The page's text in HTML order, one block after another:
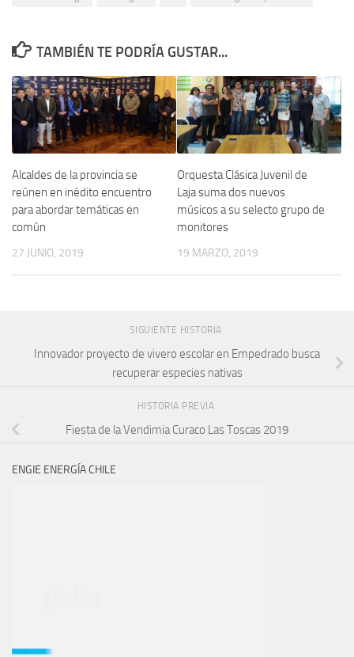
TAMBIÉN TE PODRÍA GUSTAR...
Alcaldes de la provincia se
reúnen en inédito encuentro
para abordar temáticas en
común
27 JUNIO, 2019
Orquesta Clásica Juvenil de
Laja suma dos nuevos
músicos a su selecto grupo de
monitores
19 MARZO, 2019
SIGUIENTE HISTORIA
Innovador proyecto de vivero escolar en Empedrado busca
recuperar especies nativas
HISTORIA PREVIA
Fiesta de la Vendimia Curaco Las Toscas 2019
ENGIE ENERGÍA CHILE